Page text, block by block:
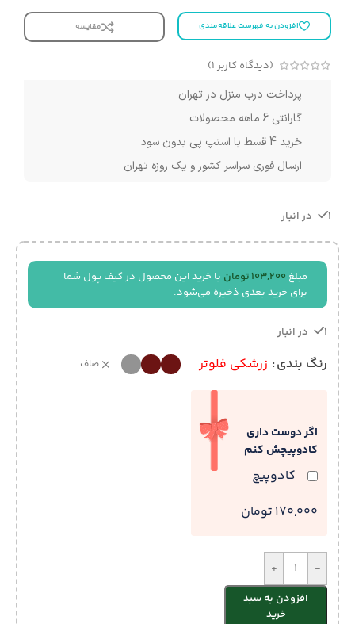
افزودن به فهرست علاقه‌مندی مقایسه
(دیدگاه کاربر 1
)
پرداخت درب منزل در تهران
گارانتی 6 ماهه محصولات
خرید 4 قسط با اسنپ پی بدون سود
ارسال فوری سراسر کشور و یک روزه تهران
1 در انبار
مبلغ 103,200 تومان با خرید این محصول در کیف پول شما
برای خرید بعدی ذخیره می‌شود.
1 در انبار
رنگ بندی زرشکی فلوتر صاف
اگر دوست داری
کادوپیچش کنم
کادوپیچ
170,000 تومان
-
+
افزودن به سبد
خرید